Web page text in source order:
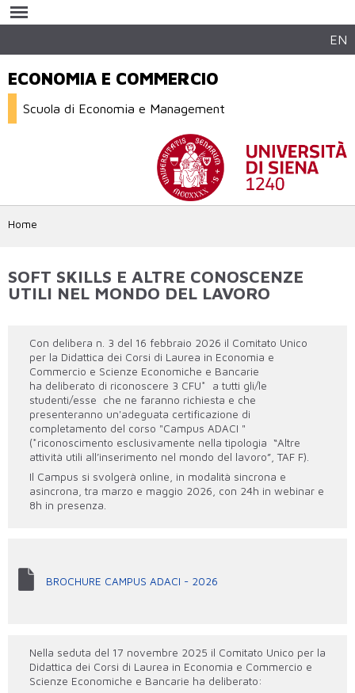
contenuto
EN
ECONOMIA E COMMERCIO
Scuola di Economia e Management
Home
SOFT SKILLS E ALTRE CONOSCENZE
UTILI NEL MONDO DEL LAVORO
Con delibera n. 3 del 16 febbraio 2026 il Comitato Unico
per la Didattica dei Corsi di Laurea in Economia e
Commercio e Scienze Economiche e Bancarie
ha deliberato di riconoscere 3 CFU* a tutti gli/le
studenti/esse che ne faranno richiesta e che
presenteranno un'adeguata certificazione di
completamento del corso "Campus ADACI "
(*riconoscimento esclusivamente nella tipologia “Altre
attività utili all’inserimento nel mondo del lavoro”, TAF F).
Il Campus si svolgerà online, in modalità sincrona e
asincrona, tra marzo e maggio 2026, con 24h in webinar e
8h in presenza.
BROCHURE CAMPUS ADACI - 2026
Nella seduta del 17 novembre 2025 il Comitato Unico per la
Didattica dei Corsi di Laurea in Economia e Commercio e
Scienze Economiche e Bancarie ha deliberato: